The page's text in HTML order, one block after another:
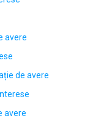
avere
de avere
avere